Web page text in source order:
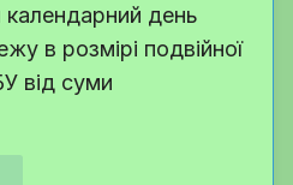
день
в розмірі подвійної
від суми